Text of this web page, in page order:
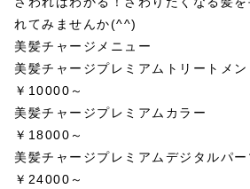
れてみませんか(^^)
美髪チャージメニュー
美髪チャージプレミアムトリートメ
￥10000～
美髪チャージプレミアムカラー
￥18000～
美髪チャージプレミアムデジタルパー
￥24000～